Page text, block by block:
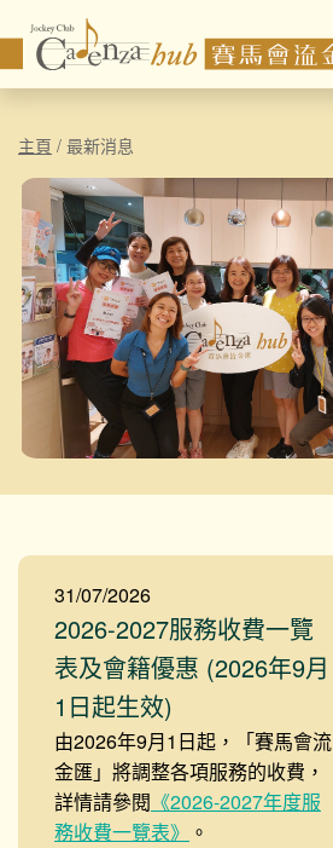
主頁 / 最新消息
31/07/2026
2026-2027服務收費一覽
表及會籍優惠 (2026年9月
1日起生效)
由2026年9月1日起，「賽馬會流
金匯」將調整各項服務的收費，
詳情請參閱 《2026-2027年度服
務收費一覽表》 。